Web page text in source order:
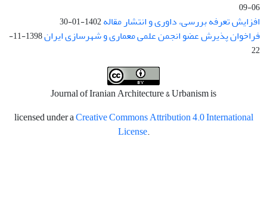
06-09
افزایش تعرفه بررسی، داوری و انتشار مقاله1402-01-30
فراخوان پذیرش عضو انجمن علمی معماری و شهرسازی ایران
1398-11-
22
Journal of Iranian Architecture & Urbanism is
licensed under aCreative Commons Attribution 4.0 International
License.